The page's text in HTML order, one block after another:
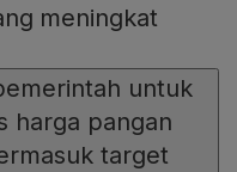
meningkat
untuk
harga pangan
target